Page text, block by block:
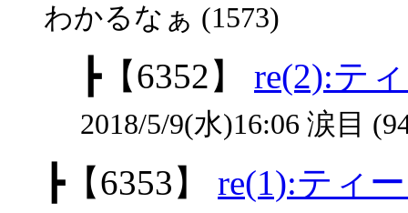
わかるなぁ (1573)
┣【6352】 re(2):テ
2018/5/9(水)16:06 涙目
┣【6353】 re(1):ティ